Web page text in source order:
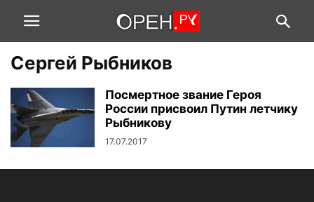
Сергей Рыбников
Посмертное звание Героя
России присвоил Путин летчику
Рыбникову
17.07.2017